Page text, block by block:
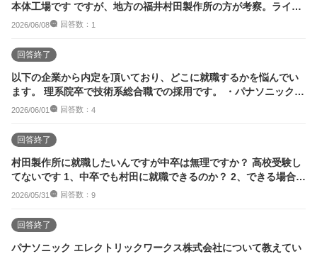
本体工場です ですが、地方の福井村田製作所の方が考察。ライオ
ンプレートの交代...
2026/06/08 回答数： 1
回答終了
以下の企業から内定を頂いており、どこに就職するかを悩んでい
ます。 理系院卒で技術系総合職での採用です。 ・パナソニックエ
レクトリックワ...
2026/06/01 回答数： 4
回答終了
村田製作所に就職したいんですが中卒は無理ですか？ 高校受験し
てないです 1、中卒でも村田に就職できるのか？ 2、できる場合面
接などで...
2026/05/31 回答数： 9
回答終了
パナソニック エレクトリックワークス株式会社について教えてい